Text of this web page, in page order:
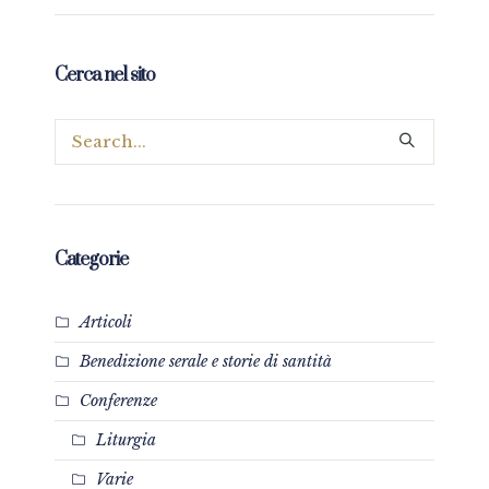
Cerca nel sito
Categorie
Articoli
Benedizione serale e storie di santità
Conferenze
Liturgia
Varie